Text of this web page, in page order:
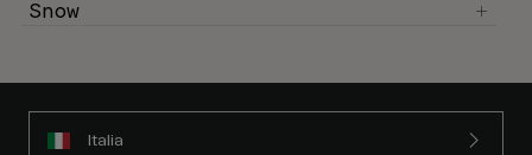
Snow
Italia